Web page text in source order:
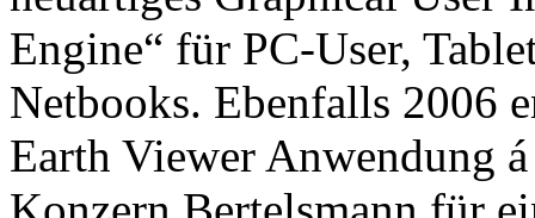
Engine“ für PC-User,
Netbooks. Ebenfalls 2006
Earth Viewer Anwendung